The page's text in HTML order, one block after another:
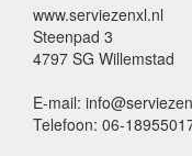
www.serviezenxl.nl
Steenpad 3
4797 SG Willemstad
E-mail:
Telefoon: 06-